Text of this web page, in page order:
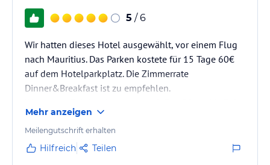
5 / 6
Wir hatten dieses Hotel ausgewählt, vor einem Flug
nach Mauritius. Das Parken kostete für 15 Tage 60€
auf dem Hotelparkplatz. Die Zimmerrate
Dinner&Breakfast ist zu empfehlen.
in die Innenstadt fahren, an der Rezeption gibt es die
Tickets.
Mehr anzeigen
Meilengutschrift erhalten
Hilfreich Teilen